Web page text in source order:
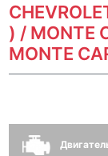
) / MONTE
MONTE